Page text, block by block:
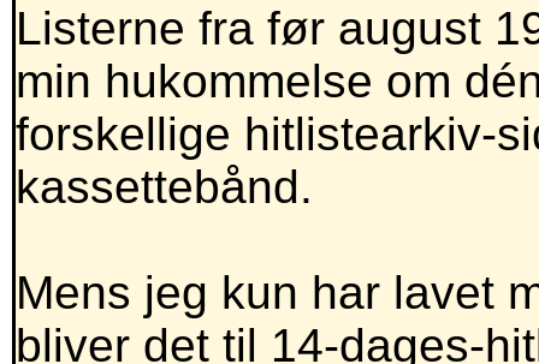
Listerne fra før august
min hukommelse om
forskellige hitlistearkiv-
kassettebånd.
Mens jeg kun har lavet
bliver det til 14-dages-